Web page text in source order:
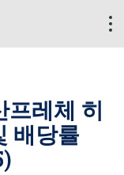
레체 히
배당률
)